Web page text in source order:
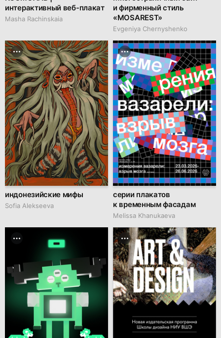
интерактивный веб-плакат
Masha Rachinskaia
и фирменный стиль
«MOSAREST»
Evgeniya Chernyshenko
индонезийские мифы
Sofia Alekseeva
серии плакатов
к временным фасадам
Melissa Khanukaeva